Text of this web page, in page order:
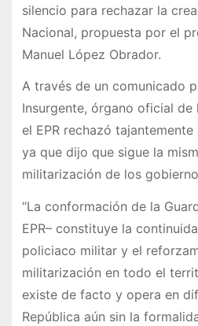
silencio para rechazar la
Nacional, propuesta por el
Manuel López Obrador.
A través de un comunicado
Insurgente, órgano oficial de
el EPR rechazó
ya que dijo que sigue la
militarización de los
“La conformación de la
EPR– constituye la
policiaco militar y el
militarización en todo el
existe de facto y opera en
República aún sin la